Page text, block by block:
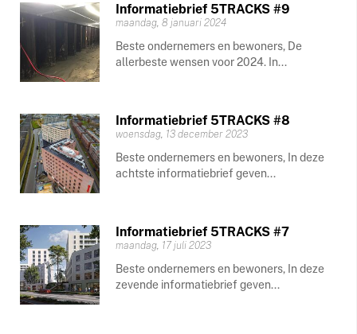
Informatiebrief 5TRACKS #9
maandag, 8 januari 2024
Beste ondernemers en bewoners, De
allerbeste wensen voor 2024. In...
Informatiebrief 5TRACKS #8
woensdag, 13 december 2023
Beste ondernemers en bewoners, In deze
achtste informatiebrief geven...
Informatiebrief 5TRACKS #7
maandag, 17 juli 2023
Beste ondernemers en bewoners, In deze
zevende informatiebrief geven...